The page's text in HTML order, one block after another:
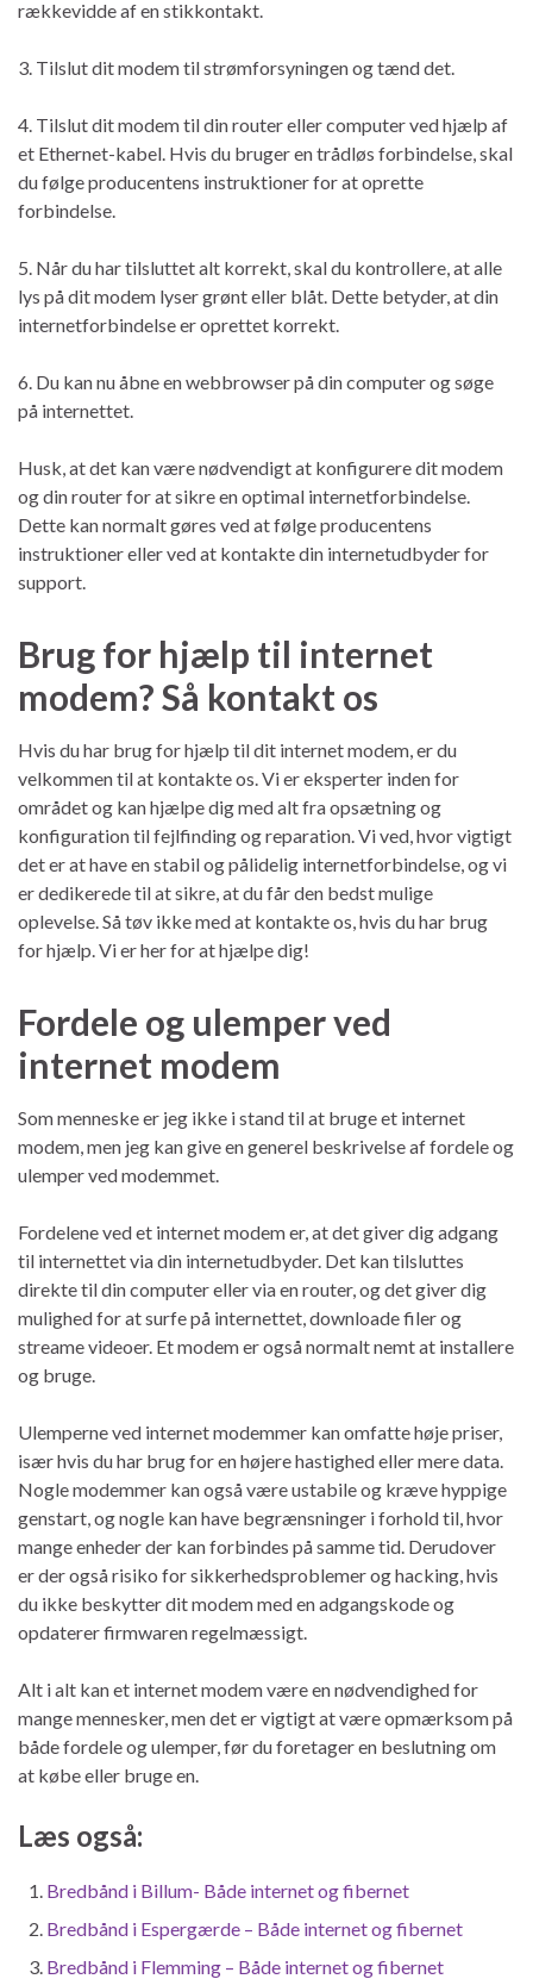
rækkevidde af en stikkontakt.
3. Tilslut dit modem til strømforsyningen og tænd det.
4. Tilslut dit modem til din router eller computer ved hjælp af
et Ethernet-kabel. Hvis du bruger en trådløs forbindelse, skal
du følge producentens instruktioner for at oprette
forbindelse.
5. Når du har tilsluttet alt korrekt, skal du kontrollere, at alle
lys på dit modem lyser grønt eller blåt. Dette betyder, at din
internetforbindelse er oprettet korrekt.
6. Du kan nu åbne en webbrowser på din computer og søge
på internettet.
Husk, at det kan være nødvendigt at konfigurere dit modem
og din router for at sikre en optimal internetforbindelse.
Dette kan normalt gøres ved at følge producentens
instruktioner eller ved at kontakte din internetudbyder for
support.
Brug for hjælp til internet
modem? Så kontakt os
Hvis du har brug for hjælp til dit internet modem, er du
velkommen til at kontakte os. Vi er eksperter inden for
området og kan hjælpe dig med alt fra opsætning og
konfiguration til fejlfinding og reparation. Vi ved, hvor vigtigt
det er at have en stabil og pålidelig internetforbindelse, og vi
er dedikerede til at sikre, at du får den bedst mulige
oplevelse. Så tøv ikke med at kontakte os, hvis du har brug
for hjælp. Vi er her for at hjælpe dig!
Fordele og ulemper ved
internet modem
Som menneske er jeg ikke i stand til at bruge et internet
modem, men jeg kan give en generel beskrivelse af fordele og
ulemper ved modemmet.
Fordelene ved et internet modem er, at det giver dig adgang
til internettet via din internetudbyder. Det kan tilsluttes
direkte til din computer eller via en router, og det giver dig
mulighed for at surfe på internettet, downloade filer og
streame videoer. Et modem er også normalt nemt at installere
og bruge.
Ulemperne ved internet modemmer kan omfatte høje priser,
især hvis du har brug for en højere hastighed eller mere data.
Nogle modemmer kan også være ustabile og kræve hyppige
genstart, og nogle kan have begrænsninger i forhold til, hvor
mange enheder der kan forbindes på samme tid. Derudover
er der også risiko for sikkerhedsproblemer og hacking, hvis
du ikke beskytter dit modem med en adgangskode og
opdaterer firmwaren regelmæssigt.
Alt i alt kan et internet modem være en nødvendighed for
mange mennesker, men det er vigtigt at være opmærksom på
både fordele og ulemper, før du foretager en beslutning om
at købe eller bruge en.
Læs også:
Bredbånd i Billum- Både internet og fibernet
Bredbånd i Espergærde – Både internet og fibernet
Bredbånd i Flemming – Både internet og fibernet